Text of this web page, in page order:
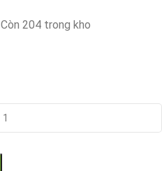
Còn 204 trong kho